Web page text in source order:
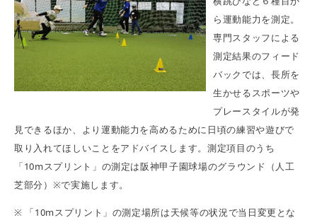
ら運動能力を測定。
専門スタッフによる
測定結果のフィード
バックでは、長所を
生かせるスポーツや
プレースタイルが発
見できるほか、より運動能力を高めるために日頃の練習や遊びで
取り入れてほしいことをアドバイスします。測定項目のうち
「10mスプリント」の測定は阪神甲子園球場のグラウンド（人工
芝部分）※で実施します。
※ 「10mスプリント」の測定場所は天候等の状況で当日変更とな